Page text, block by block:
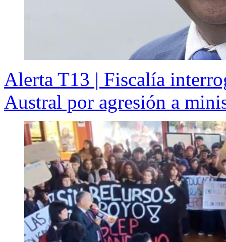
Alerta T13 | Fiscalía
Austral por agresión a